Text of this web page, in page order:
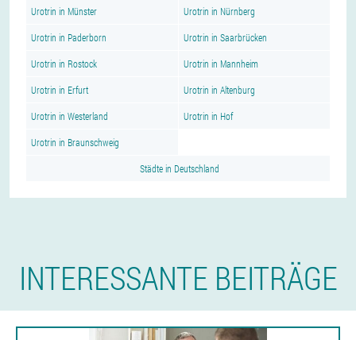
Urotrin in Münster Urotrin in Nürnberg
Urotrin in Paderborn Urotrin in Saarbrücken
Urotrin in Rostock Urotrin in Mannheim
Urotrin in Erfurt Urotrin in Altenburg
Urotrin in Westerland Urotrin in Hof
Urotrin in Braunschweig
Städte in Deutschland
INTERESSANTE BEITRÄGE